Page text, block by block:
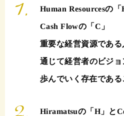
Human Resourcesの「
Cash Flowの「C」
重要な経営資源であ
通じて経営者のビジ
歩んでいく存在である
Hiramatsuの「H」と